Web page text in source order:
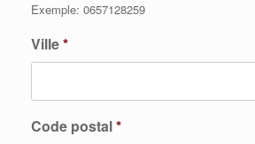
Exemple: 0657128259
Ville*
Code postal*